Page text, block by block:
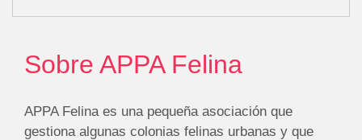
Sobre APPA Felina
APPA Felina es una pequeña asociación que
gestiona algunas colonias felinas urbanas y que